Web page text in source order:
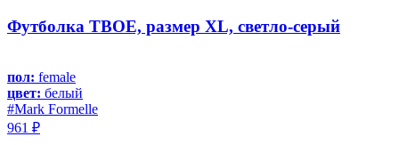
Футболка ТВОЕ, размер XL, светло-серый
пол: female
цвет: белый
#Mark Formelle
961 ₽